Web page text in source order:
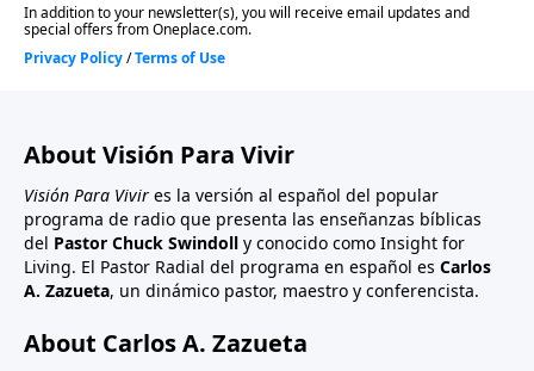
About Visión Para Vivir
Visión Para Vivir es la versión al español del popular
programa de radio que presenta las enseñanzas bíblicas
del Pastor Chuck Swindoll y conocido como Insight for
Living. El Pastor Radial del programa en español es Carlos
A. Zazueta, un dinámico pastor, maestro y conferencista.
About Carlos A. Zazueta